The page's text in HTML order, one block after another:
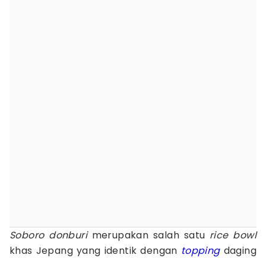
Soboro donburi merupakan salah satu rice bowl
khas Jepang yang identik dengan toppingdaging